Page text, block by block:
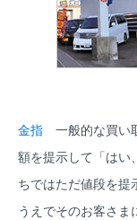
金指 一般的な買い
額を提示して「はい
ちではただ値段を提
うえでそのお客さま